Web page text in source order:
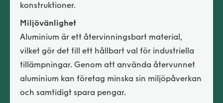
konstruktioner.
Miljövänlighet
Aluminium är ett återvinningsbart material,
vilket gör det till ett hållbart val för industriella
tillämpningar. Genom att använda återvunnet
aluminium kan företag minska sin miljöpåverkan
och samtidigt spara pengar.